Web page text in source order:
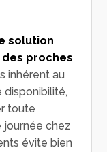
solution
proches
inhérent au
toute
journée chez
évite bien